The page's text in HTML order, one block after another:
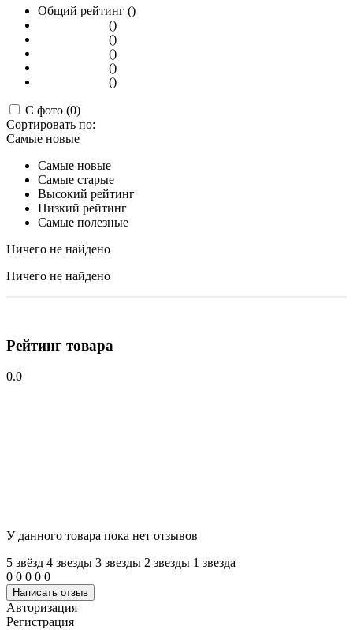
Общий рейтинг ()
()
()
()
()
()
С фото (0)
Сортировать по:
Самые новые
Самые новые
Самые старые
Высокий рейтинг
Низкий рейтинг
Самые полезные
Ничего не найдено
Ничего не найдено
Рейтинг товара
0.0
У данного товара пока нет отзывов
5 звёзд 4 звeзды 3 звeзды 2 звeзды 1 звeзда
0 0 0 0 0
Написать отзыв
Авторизация
Регистрация